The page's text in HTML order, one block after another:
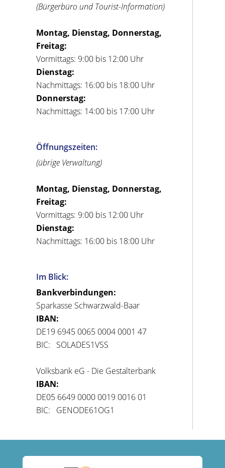
(Bürgerbüro und Tourist-Information)
Montag, Dienstag, Donnerstag,
Freitag:
Vormittags: 9:00 bis 12:00 Uhr
Dienstag:
Nachmittags: 16:00 bis 18:00 Uhr
Donnerstag:
Nachmittags: 14:00 bis 17:00 Uhr
Öffnungszeiten:
(übrige Verwaltung)
Montag, Dienstag, Donnerstag,
Freitag:
Vormittags: 9:00 bis 12:00 Uhr
Dienstag:
Nachmittags: 16:00 bis 18:00 Uhr
Im Blick:
Bankverbindungen:
Sparkasse Schwarzwald-Baar
IBAN:
DE19 6945 0065 0004 0001 47
BIC: SOLADES1VSS
Volksbank eG - Die Gestalterbank
IBAN:
DE05 6649 0000 0019 0016 01
BIC: GENODE61OG1